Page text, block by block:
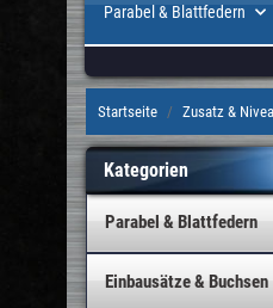
Parabel & Blattfedern
Startseite Zusatz &
Kategorien
Parabel & Blattfedern
Einbausätze & Buchsen